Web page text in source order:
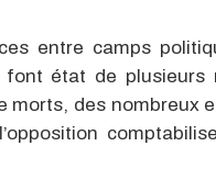
entre camps
état de plusieurs
morts, des nombreux